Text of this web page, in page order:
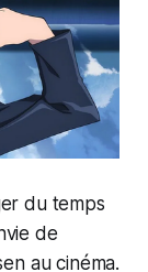
du temps
de
au cinéma.